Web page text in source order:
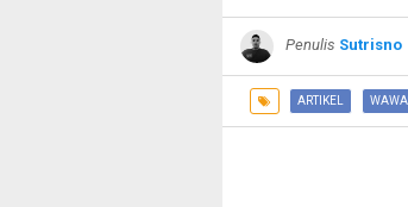
Penulis Sutrisno
ARTIKEL